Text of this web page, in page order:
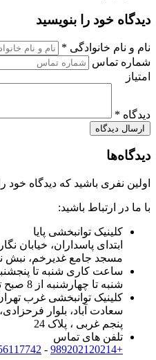
دیدگاه خود را بنویسید
نام و نام خانوادگی *
شماره تماس
امتیاز
دیدگاه *
دیدگاه‌ها
اولین نفری باشید که دیدگاه خود
با ما در ارتباط باشید:
کلینیک توانبخشی پایا
ابتدای پاسداران، خیابان
مسجد جامع غدیرخم، نبش
ساعت کاری شنبه تا
شنبه تا چهارشنبه از 8 صبح تا 20:40
کلینیک توانبخشی غرب
سعادت آباد، بلوار
پنجم غربی ، پلاک 24
تلفن های تماس
+989202120214
-